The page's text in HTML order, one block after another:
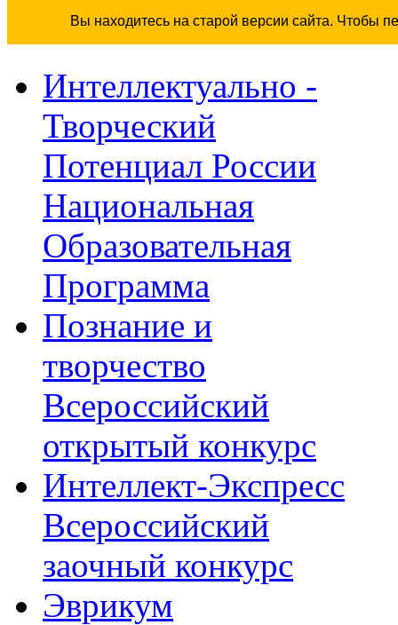
Вы находитесь на старой версии сайта. Чтобы
Интеллектуально -
Творческий
Потенциал России
Национальная
Образовательная
Программа
Познание и
творчество
Всероссийский
открытый конкурс
Интеллект-Экспресс
Всероссийский
заочный конкурс
Эврикум